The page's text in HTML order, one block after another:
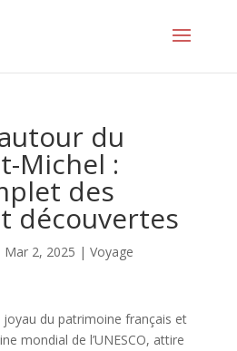
du
Michel :
des
découvertes
Mar 2, 2025 | Voyage
du patrimoine français et
mondial de l’UNESCO, attire